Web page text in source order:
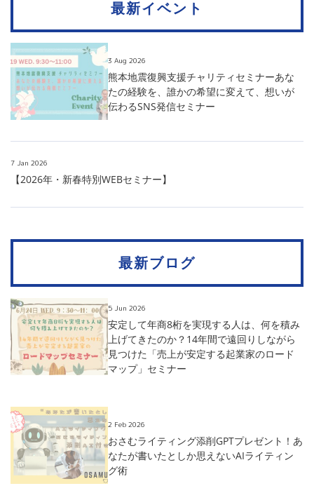
最新イベント
3 Aug 2026
熊本地震復興支援チャリティセミナーあな
たの経験を、誰かの希望に変えて、想いが
伝わるSNS発信セミナー
7 Jan 2026
【2026年・新春特別WEBセミナー】
最新ブログ
5 Jun 2026
安定して年商8桁を実現する人は、何を積み
上げてきたのか？14年間で遠回りしながら
見つけた「売上が安定する起業家のロード
マップ」セミナー
2 Feb 2026
おさむライティング添削GPTプレゼント！あ
なたが書いたとしか思えないAIライティン
グ術